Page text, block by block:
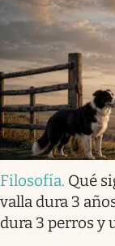
Filosofía. Qué
valla dura 3
dura 3 perros y